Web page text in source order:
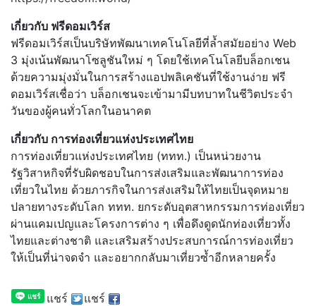
เกี่ยวกับ ฟรีดอมเวิร์ส
ฟรีดอมเวิร์สเป็นบริษัทพัฒนาเทคโนโลยีที่ล้ำสมัยอย่าง Web
3 มุ่งเน้นพัฒนาโซลูชันใหม่ ๆ โดยใช้เทคโนโลยีบล็อกเชน
ด้วยความมุ่งมั่นในการสร้างแอปพลิเคชันที่ใช้งานง่าย ฟรี
ดอมเวิร์สเชื่อว่า บล็อกเชนจะเข้ามามีบทบาทในชีวิตประจำ
วันของผู้คนทั่วโลกในอนาคต
เกี่ยวกับ การท่องเที่ยวแห่งประเทศไทย
การท่องเที่ยวแห่งประเทศไทย (ททท.) เป็นหน่วยงาน
รัฐวิสาหกิจที่รับผิดชอบในการส่งเสริมและพัฒนาการท่อง
เที่ยวในไทย ด้วยภารกิจในการส่งเสริมให้ไทยเป็นจุดหมาย
ปลายทางระดับโลก ททท. ยกระดับอุตสาหกรรมการท่องเที่ยว
ผ่านแคมเปญและโครงการต่าง ๆ เพื่อดึงดูดนักท่องเที่ยวทั้ง
ไทยและต่างชาติ และเสริมสร้างประสบการณ์การท่องเที่ยว
ให้เป็นที่น่าจดจำ และอยากกลับมาเที่ยวซ้ำอีกหลายครั้ง
แชร์ แชร์